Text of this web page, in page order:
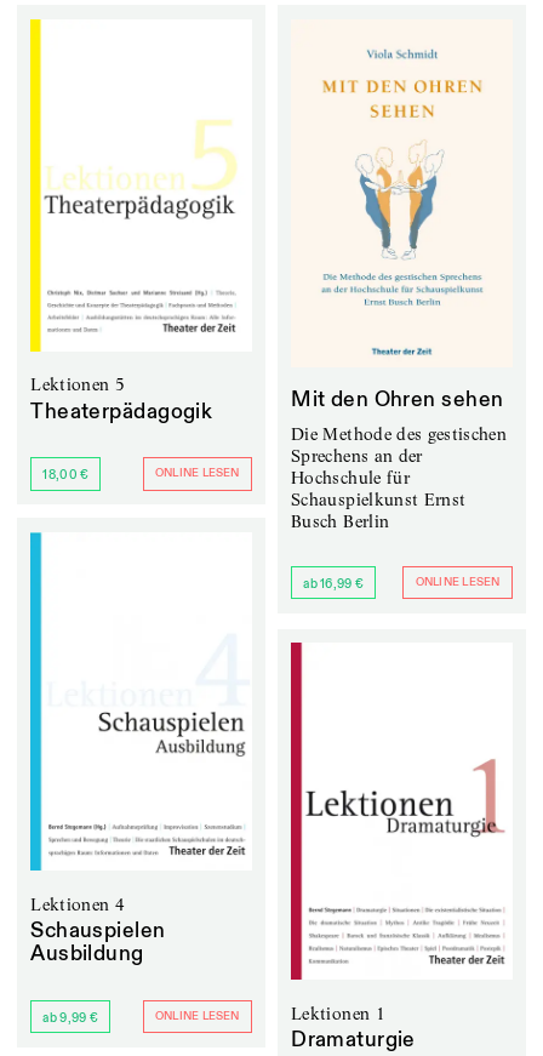
Lektionen 5
Theaterpädagogik
18,00 € ONLINE LESEN
Mit den Ohren sehen
Die Methode des gestischen
Sprechens an der
Hochschule für
Schauspielkunst Ernst
Busch Berlin
ab 16,99 € ONLINE LESEN
Lektionen 4
Schauspielen
Ausbildung
ab 9,99 € ONLINE LESEN Lektionen 1
Dramaturgie